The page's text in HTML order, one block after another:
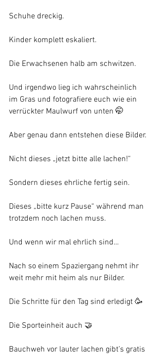
Schuhe dreckig.
Kinder komplett eskaliert.
Die Erwachsenen halb am schwitzen.
Und irgendwo lieg ich wahrscheinlich
im Gras und fotografiere euch wie ein
verrückter Maulwurf von unten 🤭
Aber genau dann entstehen diese Bilder.
Nicht dieses „jetzt bitte alle lachen!“
Sondern dieses ehrliche fertig sein.
Dieses „bitte kurz Pause“ während man
trotzdem noch lachen muss.
Und wenn wir mal ehrlich sind…
Nach so einem Spaziergang nehmt ihr
weit mehr mit heim als nur Bilder.
Die Schritte für den Tag sind erledigt 🥳
Die Sporteinheit auch 🤝
Bauchweh vor lauter lachen gibt’s gratis